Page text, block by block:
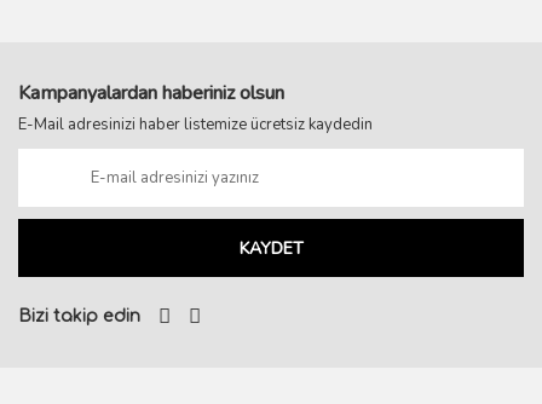
Kampanyalardan haberiniz olsun
E-Mail adresinizi haber listemize ücretsiz kaydedin
KAYDET
Bizi takip edin